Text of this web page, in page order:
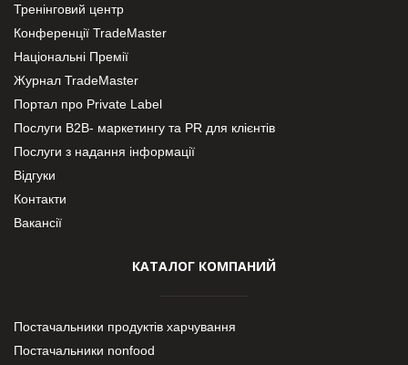
Тренінговий центр
Конференції TradeMaster
Національні Премії
Журнал TradeMaster
Портал про Private Label
Послуги В2В- маркетингу та PR для клієнтів
Послуги з надання інформації
Відгуки
Контакти
Вакансії
КАТАЛОГ КОМПАНИЙ
Постачальники продуктів харчування
Постачальники nonfood